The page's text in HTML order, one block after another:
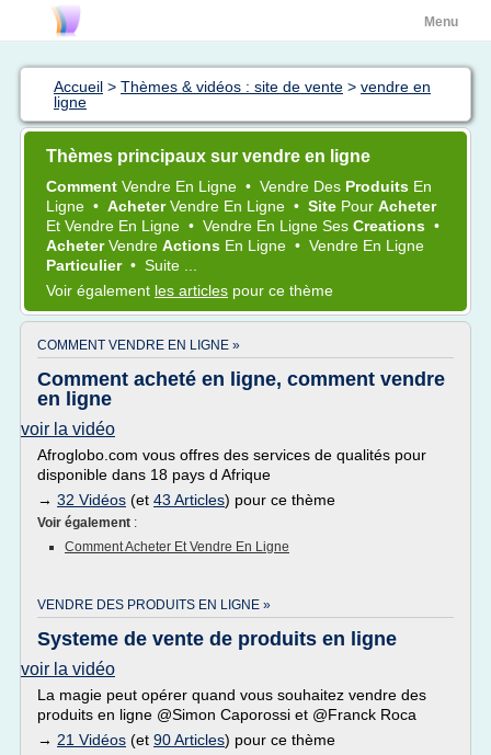
Menu
Accueil > Thèmes & vidéos : site de vente > vendre en
ligne
Thèmes principaux sur vendre en ligne
Comment Vendre En Ligne • Vendre Des Produits En
Ligne • AcheterVendre En Ligne • Site Pour Acheter
Et Vendre En Ligne • Vendre En Ligne Ses Creations •
AcheterVendre Actions En Ligne • Vendre En Ligne
Particulier • Suite ...
Voir également les articles pour ce thème
COMMENT VENDRE EN LIGNE »
Comment acheté en ligne, comment vendre
en ligne
voir la vidéo
Afroglobo.com vous offres des services de qualités pour
disponible dans 18 pays d Afrique
→ 32 Vidéos (et 43 Articles) pour ce thème
Voir également :
Comment Acheter Et Vendre En Ligne
VENDRE DES PRODUITS EN LIGNE »
Systeme de vente de produits en ligne
voir la vidéo
La magie peut opérer quand vous souhaitez vendre des
produits en ligne @Simon Caporossi et @Franck Roca
→ 21 Vidéos (et 90 Articles) pour ce thème